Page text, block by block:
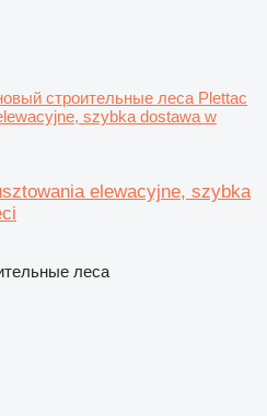
строительные леса Plettac
szybka dostawa w
elewacyjne, szybka
леса